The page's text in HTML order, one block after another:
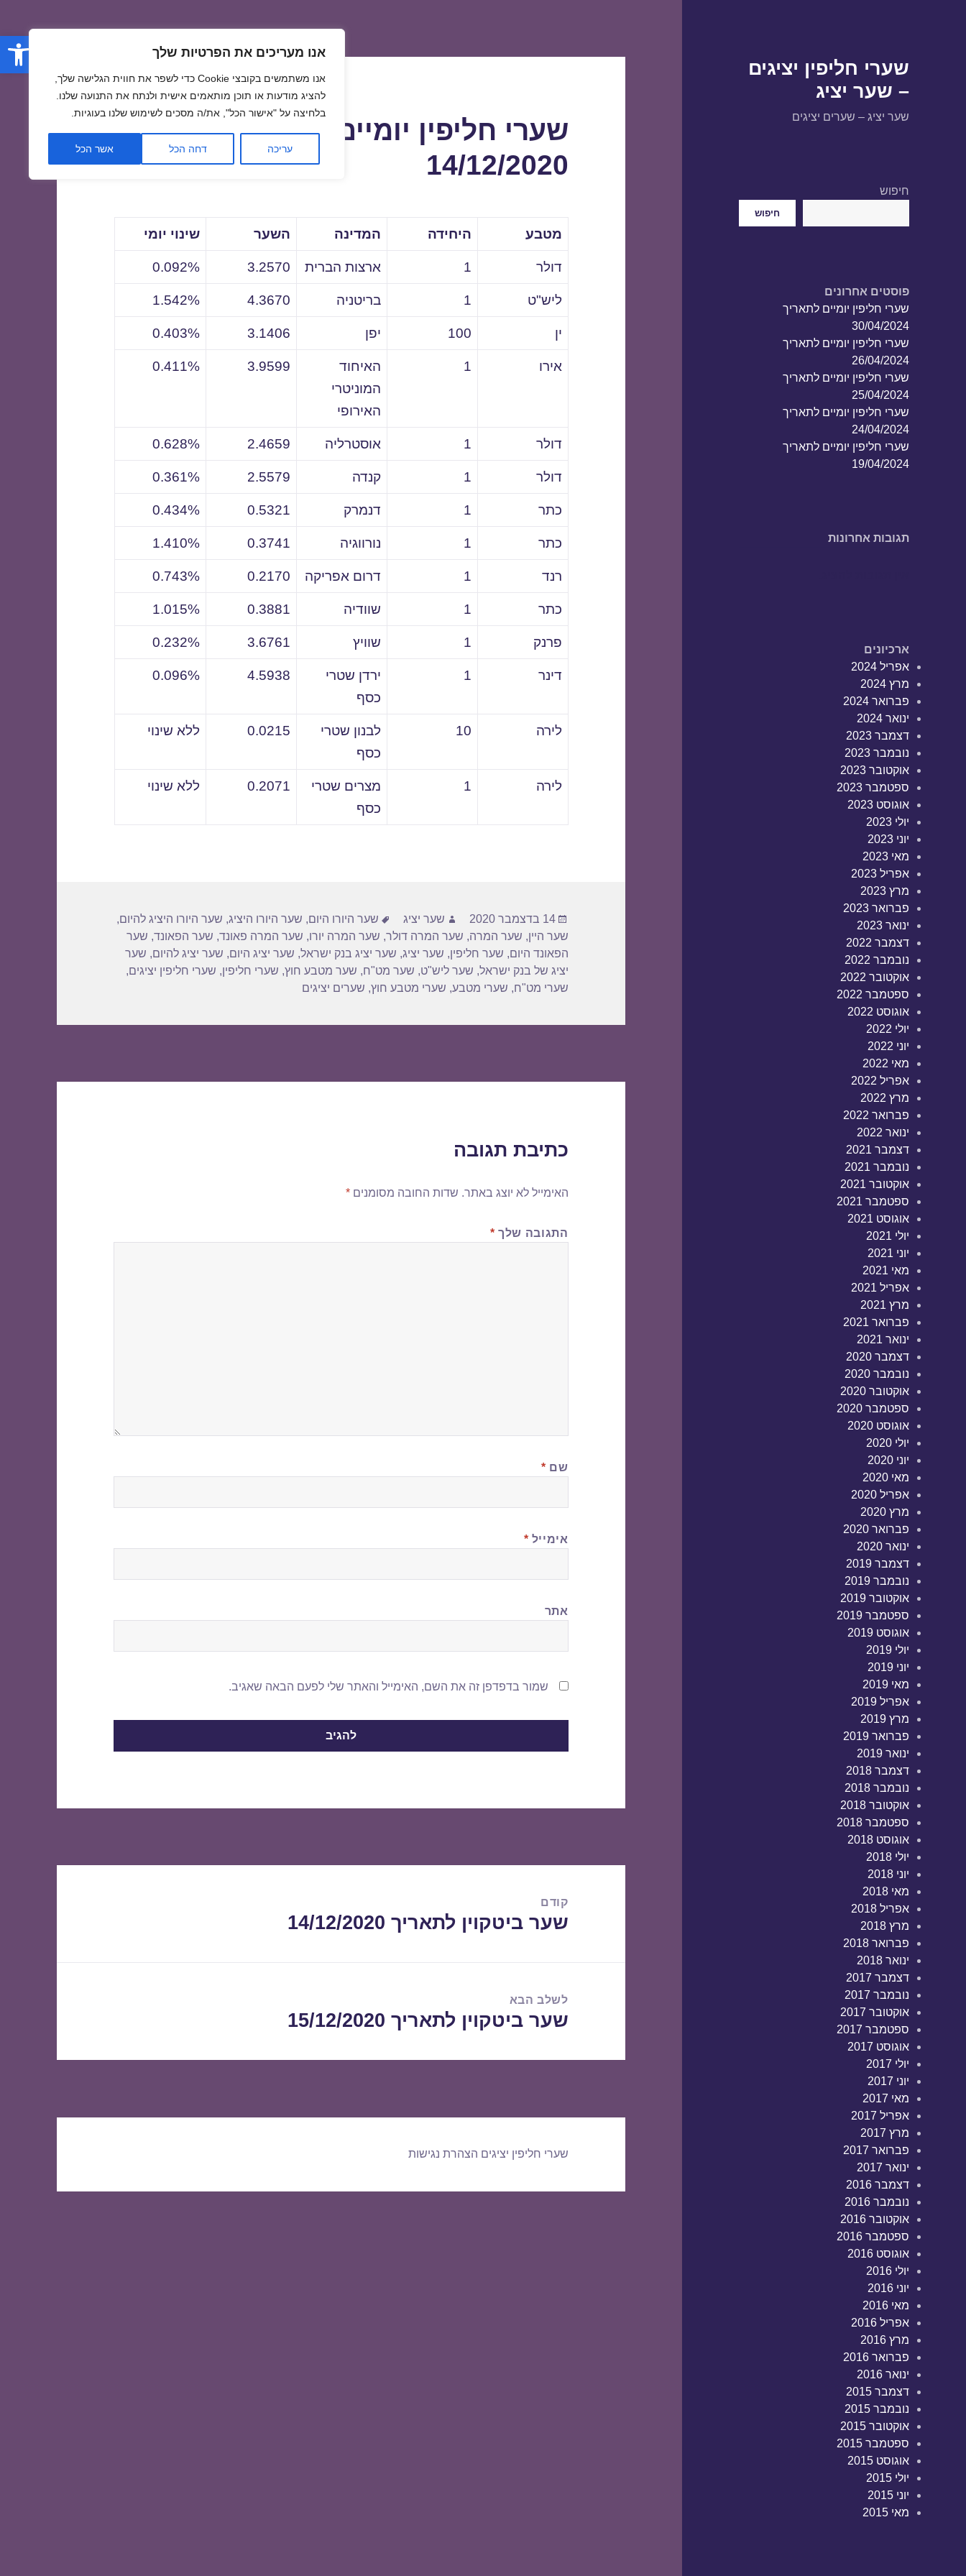
פתח אנו מעריכים את הפרטיות שלך
אנו משתמשים בקובצי Cookie כדי לשפר את חווית הגלישה שלך,
להציג מודעות או תוכן מותאמים אישית ולנתח את התנועה שלנו.
בלחיצה על "אישור הכל", את/ה מסכים לשימוש שלנו בעוגיות.
עריכה דחה הכל אשר הכל
שערי חליפין יציגים
– שער יציג
שער יציג – שערים יציגים
חיפוש
חיפוש
פוסטים אחרונים
שערי חליפין יומיים לתאריך
30/04/2024
שערי חליפין יומיים לתאריך
26/04/2024
שערי חליפין יומיים לתאריך
25/04/2024
שערי חליפין יומיים לתאריך
24/04/2024
שערי חליפין יומיים לתאריך
19/04/2024
תגובות אחרונות
ארכיונים
אפריל 2024
מרץ 2024
פברואר 2024
ינואר 2024
דצמבר 2023
נובמבר 2023
אוקטובר 2023
ספטמבר 2023
אוגוסט 2023
יולי 2023
יוני 2023
מאי 2023
אפריל 2023
מרץ 2023
פברואר 2023
ינואר 2023
דצמבר 2022
נובמבר 2022
אוקטובר 2022
ספטמבר 2022
אוגוסט 2022
יולי 2022
יוני 2022
מאי 2022
אפריל 2022
מרץ 2022
פברואר 2022
ינואר 2022
דצמבר 2021
נובמבר 2021
אוקטובר 2021
ספטמבר 2021
אוגוסט 2021
יולי 2021
יוני 2021
מאי 2021
אפריל 2021
מרץ 2021
פברואר 2021
ינואר 2021
דצמבר 2020
נובמבר 2020
אוקטובר 2020
ספטמבר 2020
אוגוסט 2020
יולי 2020
יוני 2020
מאי 2020
אפריל 2020
מרץ 2020
פברואר 2020
ינואר 2020
דצמבר 2019
נובמבר 2019
אוקטובר 2019
ספטמבר 2019
אוגוסט 2019
יולי 2019
יוני 2019
מאי 2019
אפריל 2019
מרץ 2019
פברואר 2019
ינואר 2019
דצמבר 2018
נובמבר 2018
אוקטובר 2018
ספטמבר 2018
אוגוסט 2018
יולי 2018
יוני 2018
מאי 2018
אפריל 2018
מרץ 2018
פברואר 2018
ינואר 2018
דצמבר 2017
נובמבר 2017
אוקטובר 2017
ספטמבר 2017
אוגוסט 2017
יולי 2017
יוני 2017
מאי 2017
אפריל 2017
מרץ 2017
פברואר 2017
ינואר 2017
דצמבר 2016
נובמבר 2016
אוקטובר 2016
ספטמבר 2016
אוגוסט 2016
יולי 2016
יוני 2016
מאי 2016
אפריל 2016
מרץ 2016
פברואר 2016
ינואר 2016
דצמבר 2015
נובמבר 2015
אוקטובר 2015
ספטמבר 2015
אוגוסט 2015
יולי 2015
יוני 2015
מאי 2015
שערי חליפין יומיים לתאריך
14/12/2020
מטבע היחידה המדינה השער שינוי יומי
דולר 1 ארצות הברית 3.2570
0.092%
ליש"ט 1 בריטניה 4.3670
1.542%
ין 100 יפן 3.1406
0.403%
אירו 1
האיחוד
המוניטרי
האירופי
3.9599
0.411%
דולר 1 אוסטרליה 2.4659
0.628%
דולר 1 קנדה 2.5579
0.361%
כתר 1 דנמרק 0.5321
0.434%
כתר 1 נורווגיה 0.3741
1.410%
רנד 1 דרום אפריקה 0.2170
0.743%
כתר 1 שוודיה 0.3881
1.015%
פרנק 1 שוויץ 3.6761
0.232%
דינר 1
ירדן שטרי
כסף
4.5938
0.096%
לירה 10
לבנון שטרי
כסף
0.0215 ללא שינוי
לירה 1
מצרים שטרי
כסף
0.2071 ללא שינוי
פורסם
בתאריך
14 בדצמבר 2020 מחבר
שער יציג תגיות
שער היורו היום, שער היורו היציג, שער היורו היציג להיום,
שער היין, שער המרה, שער המרה דולר, שער המרה יורו, שער המרה פאונד, שער הפאונד, שער
הפאונד היום, שער חליפין, שער יציג, שער יציג בנק ישראל, שער יציג היום, שער יציג להיום, שער
יציג של בנק ישראל, שער ליש"ט, שער מט"ח, שער מטבע חוץ, שערי חליפין, שערי חליפין יציגים,
שערי מט"ח, שערי מטבע, שערי מטבע חוץ, שערים יציגים
כתיבת תגובה
האימייל לא יוצג באתר. שדות החובה מסומנים*
התגובה שלך *
שם *
אימייל *
אתר
שמור בדפדפן זה את השם, האימייל והאתר שלי לפעם הבאה שאגיב.
קודם
הפוסט
שער ביטקוין לתאריך 14/12/2020
לשלב הבא
הפוסט
שער ביטקוין לתאריך 15/12/2020
שערי חליפין יציגים הצהרת נגישות